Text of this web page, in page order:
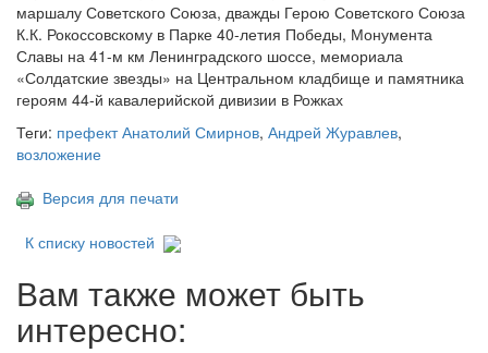
маршалу Советского Союза, дважды Герою Советского Союза
К.К. Рокоссовскому в Парке 40-летия Победы, Монумента
Славы на 41-м км Ленинградского шоссе, мемориала
«Солдатские звезды» на Центральном кладбище и памятника
героям 44-й кавалерийской дивизии в Рожках
Теги: префект Анатолий Смирнов, Андрей Журавлев,
возложение
Версия для печати
К списку новостей
Вам также может быть
интересно: